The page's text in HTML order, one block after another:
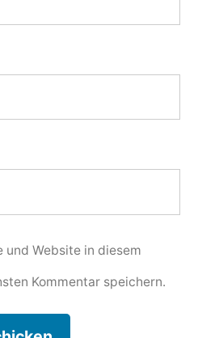
und Website in diesem
Kommentar speichern.